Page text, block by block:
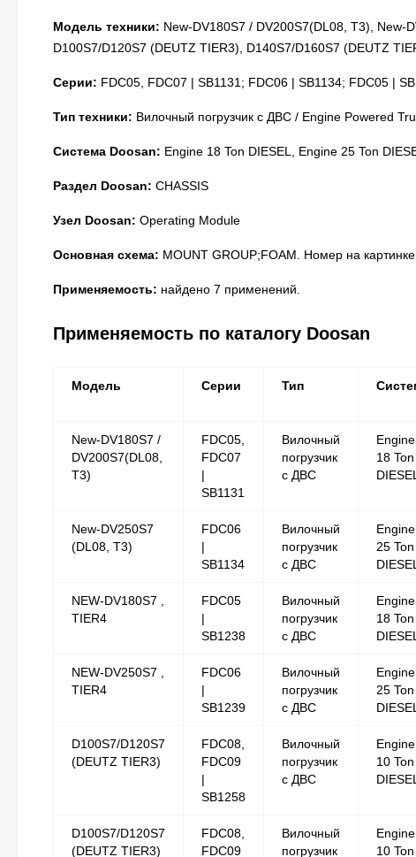
Модель техники: New-DV180S7 / DV200S7(DL08, T3), New-
D100S7/D120S7 (DEUTZ TIER3), D140S7/D160S7 (DEUTZ
Серии: FDC05, FDC07 | SB1131; FDC06 | SB1134; FDC05 |
Тип техники: Вилочный погрузчик с ДВС / Engine Powered
Система Doosan: Engine 18 Ton DIESEL, Engine 25 Ton
Раздел Doosan: CHASSIS
Узел Doosan: Operating Module
Основная схема: MOUNT GROUP;FOAM. Номер на
Применяемость: найдено 7 применений.
Применяемость по каталогу Doosan
Модель Серии Тип
New-DV180S7 /
DV200S7(DL08,
T3)
FDC05,
FDC07
|
SB1131
Вилочный
погрузчик
с ДВС
Engine
18 Ton
DIESEL
New-DV250S7
(DL08, T3)
FDC06
|
SB1134
Вилочный
погрузчик
с ДВС
Engine
25 Ton
DIESEL
NEW-DV180S7 ,
TIER4
FDC05
|
SB1238
Вилочный
погрузчик
с ДВС
Engine
18 Ton
DIESEL
NEW-DV250S7 ,
TIER4
FDC06
|
SB1239
Вилочный
погрузчик
с ДВС
Engine
25 Ton
DIESEL
D100S7/D120S7
(DEUTZ TIER3)
FDC08,
FDC09
|
SB1258
Вилочный
погрузчик
с ДВС
Engine
10 Ton
DIESEL
D100S7/D120S7
(DEUTZ TIER3)
FDC08,
FDC09
Вилочный
погрузчик
Engine
10 Ton